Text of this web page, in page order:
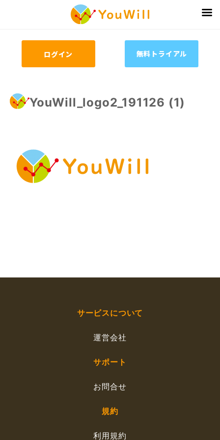
ログイン 無料トライアル
YouWill_logo2_191126 (1)
サービスについて
運営会社
サポート
お問合せ
規約
利用規約